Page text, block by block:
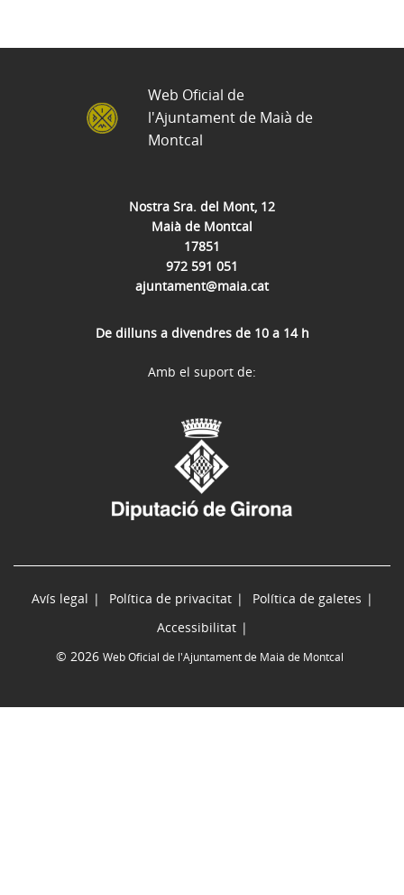
Nostra Sra. del Mont, 12
Maià de Montcal
17851
972 591 051
ajuntament@maia.cat
De dilluns a divendres de 10 a 14 h
Web Oficial de
l'Ajuntament de Maià de
Montcal
Avís legal Política de privacitat
Política de galetes
Accessibilitat
© 2026 Web Oficial de l'Ajuntament de Maià de Montcal
Amb el suport de: